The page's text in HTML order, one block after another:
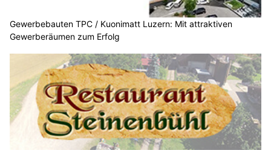
Gewerbebauten TPC / Kuonimatt Luzern: Mit attraktiven
Gewerberäumen zum Erfolg